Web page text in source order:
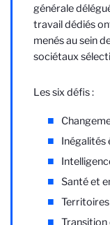
générale
travail dédiés
menés au sein
sociétaux
Les six défis :
Inégalités
Santé et